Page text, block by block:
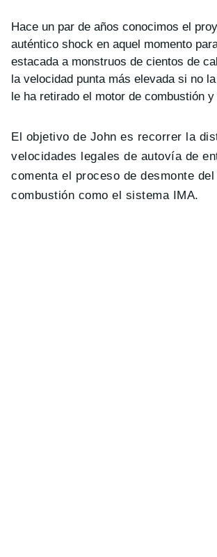
Hace un par de años conocimos el
auténtico shock en aquel momento
estacada a monstruos de cientos de
la velocidad punta más elevada si no
le ha retirado el motor de combustión
El objetivo de John es recorrer la
velocidades legales de autovía de
comenta el proceso de desmonte
combustión como el sistema IMA.